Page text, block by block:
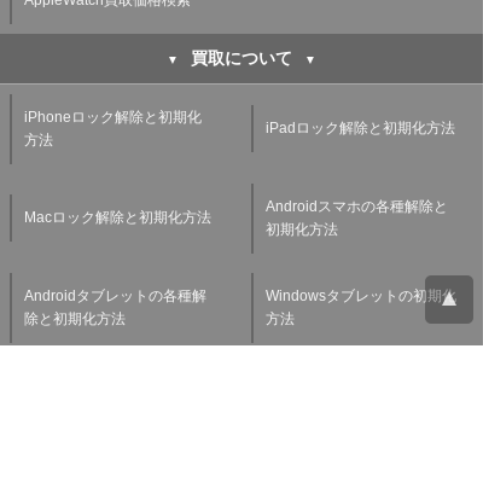
買取について
iPhoneロック解除と初期化
方法
iPadロック解除と初期化方法
Macロック解除と初期化方法
Androidスマホの各種解除と
初期化方法
Androidタブレットの各種解
除と初期化方法
Windowsタブレットの初期化
方法